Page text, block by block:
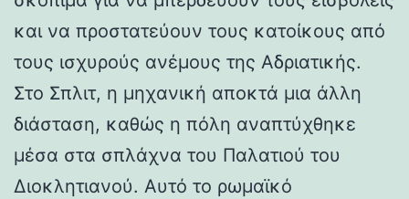
και να προστατεύουν τους κατοίκους από
τους ισχυρούς ανέμους της Αδριατικής.
Στο Σπλιτ, η μηχανική αποκτά μια άλλη
διάσταση, καθώς η πόλη αναπτύχθηκε
μέσα στα σπλάχνα του Παλατιού του
Διοκλητιανού. Αυτό το ρωμαϊκό